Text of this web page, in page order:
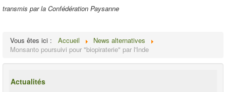
transmis par la Confédération Paysanne
Vous êtes ici : Accueil
News alternatives
Monsanto poursuivi pour "biopiraterie" par l'Inde
Actualités